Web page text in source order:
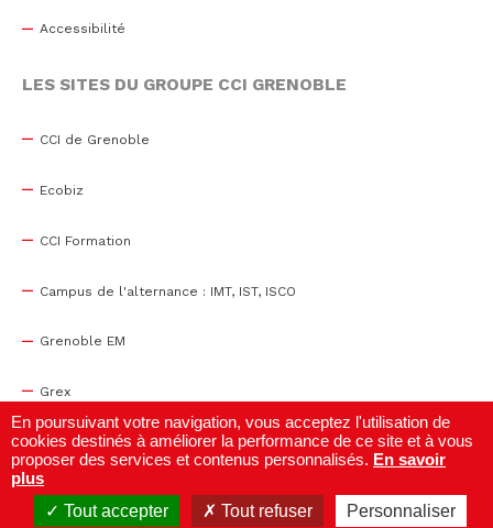
Accessibilité
LES SITES DU GROUPE CCI GRENOBLE
CCI de Grenoble
Ecobiz
CCI Formation
Campus de l'alternance : IMT, IST, ISCO
Grenoble EM
Grex
WTC Grenoble
Centre de congrès
En poursuivant votre navigation, vous acceptez l'utilisation de
cookies destinés à améliorer la performance de ce site et à vous
proposer des services et contenus personnalisés. En savoir
plus
Tout accepter
Tout refuser Personnaliser